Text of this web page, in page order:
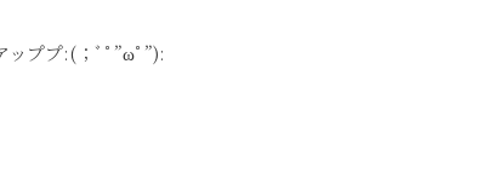
ッププ:(；ﾞﾟ”ωﾟ”):